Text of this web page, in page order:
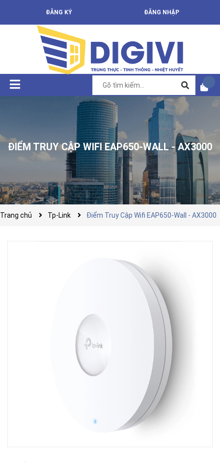
ĐĂNG KÝ ĐĂNG NHẬP
ĐIỂM TRUY CẬP WIFI EAP650-WALL - AX3000
Trang chủ Tp-Link Điểm Truy Cập Wifi EAP650-Wall - AX3000